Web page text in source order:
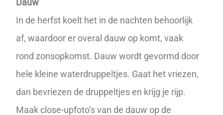
In de herfst koelt het in de nachten behoorlijk
af, waardoor er overal dauw op komt, vaak
rond zonsopkomst. Dauw wordt gevormd door
hele kleine waterdruppeltjes. Gaat het vriezen,
dan bevriezen de druppeltjes en krijg je rijp.
Maak close-upfoto’s van de dauw op de